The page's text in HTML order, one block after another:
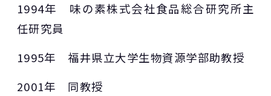
1994年 味の素株式会社食品総合研究所主
任研究員
1995年 福井県立大学生物資源学部助教授
2001年 同教授